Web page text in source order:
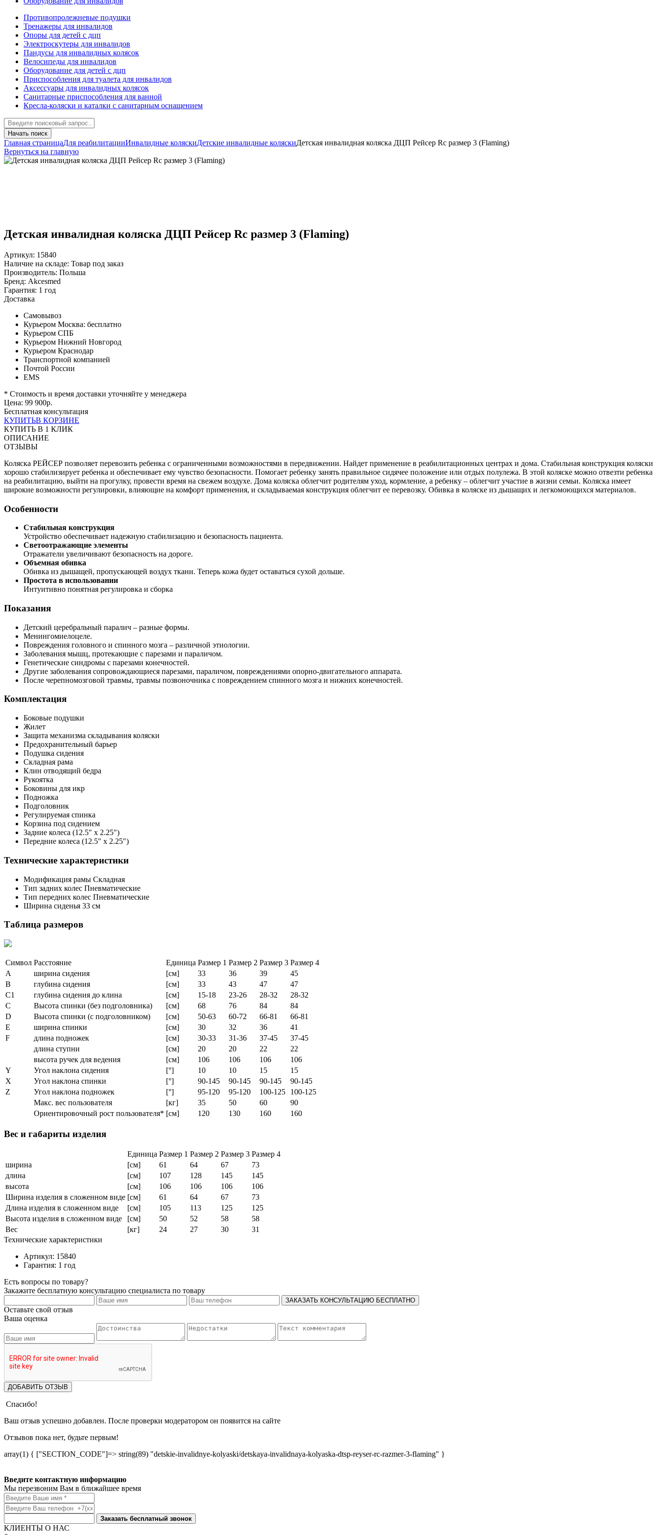
Противопролежневые подушки
Тренажеры для инвалидов
Опоры для детей с дцп
Электроскутеры для инвалидов
Пандусы для инвалидных колясок
Велосипеды для инвалидов
Оборудование для детей с дцп
Приспособления для туалета для инвалидов
Аксессуары для инвалидных колясок
Санитарные приспособления для ванной
Кресла-коляски и каталки с санитарным оснащением
Начать поиск
Главная страницаДля реабилитацииИнвалидные коляскиДетские инвалидные коляскиДетская инвалидная коляска ДЦП Рейсер Rc размер 3 (Flaming)
Вернуться на главную
Детская инвалидная коляска ДЦП Рейсер Rc размер 3 (Flaming)
Артикул: 15840
Наличие на складе: Товар под заказ
Производитель: Польша
Бренд: Akcesmed
Гарантия: 1 год
Доставка
Самовывоз
Курьером Москва: бесплатно
Курьером СПБ
Курьером Нижний Новгород
Курьером Краснодар
Транспортной компанией
Почтой России
EMS
* Стоимость и время доставки уточняйте у менеджера
Цена: 99 900р.
Бесплатная консультация
КУПИТЬВ КОРЗИНЕ
КУПИТЬ В 1 КЛИК
ОПИСАНИЕ
ОТЗЫВЫ
Коляска РЕЙСЕР позволяет перевозить ребенка с ограниченными возможностями в передвижении. Найдет применение в реабилитационных центрах и дома. Стабильная конструкция коляски
хорошо стабилизирует ребенка и обеспечивает ему чувство безопасности. Помогает ребенку занять правильное сидячее положение или отдых полулежа. В этой коляске можно отвезти ребенка
на реабилитацию, выйти на прогулку, провести время на свежем воздухе. Дома коляска облегчит родителям уход, кормление, а ребенку – облегчит участие в жизни семьи. Коляска имеет
широкие возможности регулировки, влияющие на комфорт применения, и складываемая конструкция облегчит ее перевозку. Обивка в коляске из дышащих и легкомоющихся материалов.
Особенности
Стабильная конструкция
Устройство обеспечивает надежную стабилизацию и безопасность пациента.
Светоотражающие элементы
Отражатели увеличивают безопасность на дороге.
Объемная обивка
Обивка из дышащей, пропускающей воздух ткани. Теперь кожа будет оставаться сухой дольше.
Простота в использовании
Интуитивно понятная регулировка и сборка
Показания
Детский церебральный паралич – разные формы.
Менингомиелоцеле.
Повреждения головного и спинного мозга – различной этиологии.
Заболевания мышц, протекающие с парезами и параличом.
Генетические синдромы с парезами конечностей.
Другие заболевания сопровождающиеся парезами, параличом, повреждениями опорно-двигательного аппарата.
После черепномозговой травмы, травмы позвоночника с повреждением спинного мозга и нижних конечностей.
Комплектация
Боковые подушки
Жилет
Защита механизма складывания коляски
Предохранительный барьер
Подушка сидения
Складная рама
Клин отводящий бедра
Рукоятка
Боковины для икр
Подножка
Подголовник
Регулируемая спинка
Корзина под сидением
Задние колеса (12.5" x 2.25")
Передние колеса (12.5" x 2.25")
Технические характеристики
Модификация рамы Складная
Тип задних колес Пневматические
Тип передних колес Пневматические
Ширина сиденья 33 см
Таблица размеров
Символ Расстояние Единица Размер 1 Размер 2 Размер 3 Размер 4
A
ширина сидения [см] 33 36 39
45
B
глубина сидения [см] 33 43 47
47
C1
глубина сидения до клина [см] 15-18 23-26 28-32
28-32
C
Высота спинки (без подголовника) [см] 68 76 84
84
D
Высота спинки (с подголовником) [см] 50-63 60-72 66-81
66-81
E
ширина спинки [см] 30 32 36
41
F
длина подножек [см] 30-33 31-36 37-45
37-45
длина ступни
[см] 20 20 22
22
высота ручек для ведения
[см] 106 106 106
106
Y
Угол наклона сидения [°] 10 10 15
15
X
Угол наклона спинки [°] 90-145 90-145 90-145
90-145
Z
Угол наклона подножек [°] 95-120 95-120 100-125
100-125
Макс. вес пользователя
[кг] 35 50 60
90
Ориентировочный рост пользователя* [см] 120 130 160 160
Вес и габариты изделия
Единица Размер 1 Размер 2 Размер 3 Размер 4
ширина
[см] 61 64 67
73
длина
[см] 107 128 145
145
высота
[см] 106 106 106
106
Ширина изделия в сложенном виде [см] 61 64 67
73
Длина изделия в сложенном виде
[см] 105 113 125
125
Высота изделия в сложенном виде
[см] 50 52 58
58
Вес
[кг] 24 27 30
31
Технические характеристики
Артикул: 15840
Гарантия: 1 год
Есть вопросы по товару?
Закажите бесплатную консультацию специалиста по товару
ЗАКАЗАТЬ КОНСУЛЬТАЦИЮ БЕСПЛАТНО
Оставьте свой отзыв
Ваша оценка
ДОБАВИТЬ ОТЗЫВ
Спасибо!
Ваш отзыв успешно добавлен. После проверки модератором он появится на сайте
Отзывов пока нет, будьте первым!
array(1) { ["SECTION_CODE"]=> string(89) "detskie-invalidnye-kolyaski/detskaya-invalidnaya-kolyaska-dtsp-reyser-rc-razmer-3-flaming" }
Введите контактную информацию
Мы перезвоним Вам в ближайшее время
Заказать бесплатный звонок
КЛИЕНТЫ О НАС